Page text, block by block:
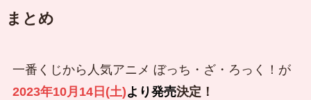
まとめ
一番くじから人気アニメ ぼっち・ざ・ろっく！が
2023年10月14日(土)より発売決定！